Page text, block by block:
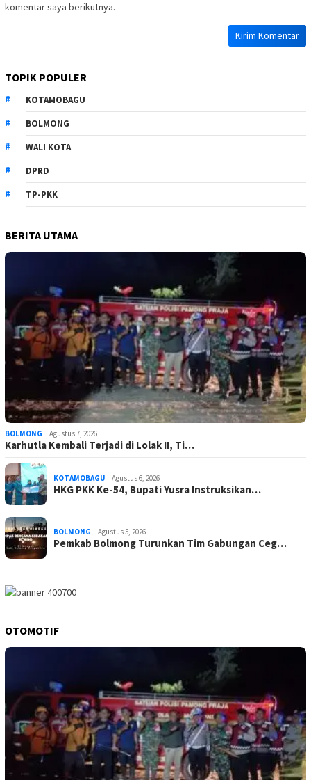
komentar saya berikutnya.
TOPIK POPULER
KOTAMOBAGU
BOLMONG
WALI KOTA
DPRD
TP-PKK
BERITA UTAMA
BOLMONG Agustus 7, 2026
Karhutla Kembali Terjadi di Lolak II, Ti…
KOTAMOBAGU Agustus 6, 2026
HKG PKK Ke-54, Bupati Yusra Instruksikan…
BOLMONG Agustus 5, 2026
Pemkab Bolmong Turunkan Tim Gabungan Ceg…
OTOMOTIF